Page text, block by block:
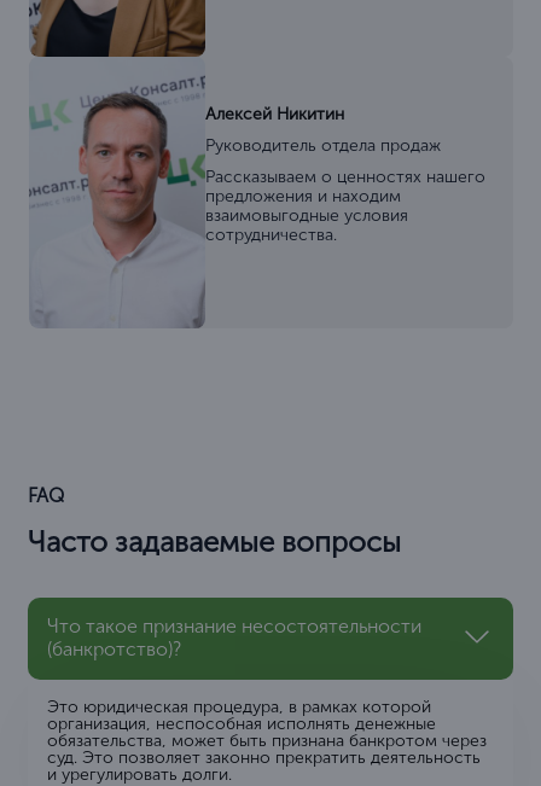
Алексей Никитин
Руководитель отдела продаж
Рассказываем о ценностях нашего
предложения и находим
взаимовыгодные условия
сотрудничества.
FAQ
Часто задаваемые вопросы
Что такое признание несостоятельности
(банкротство)?
Это юридическая процедура, в рамках которой
организация, неспособная исполнять денежные
обязательства, может быть признана банкротом через
суд. Это позволяет законно прекратить деятельность
и урегулировать долги.